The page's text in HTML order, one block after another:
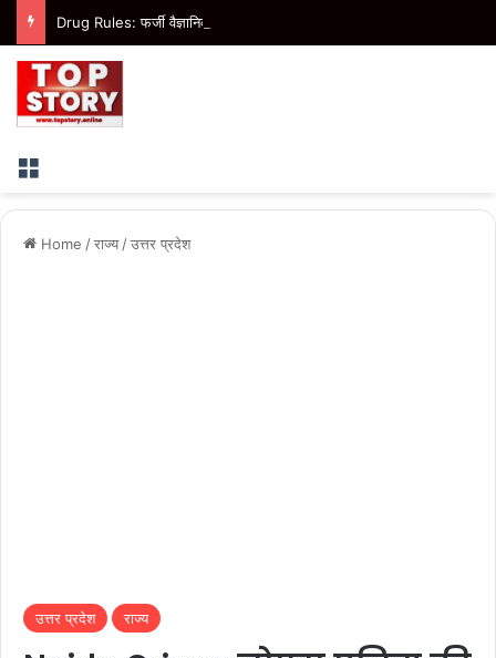
Menu
Home /राज्य /उत्तर प्रदेश
उत्तर प्रदेश राज्य